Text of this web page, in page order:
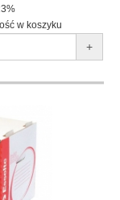
w koszyku
+